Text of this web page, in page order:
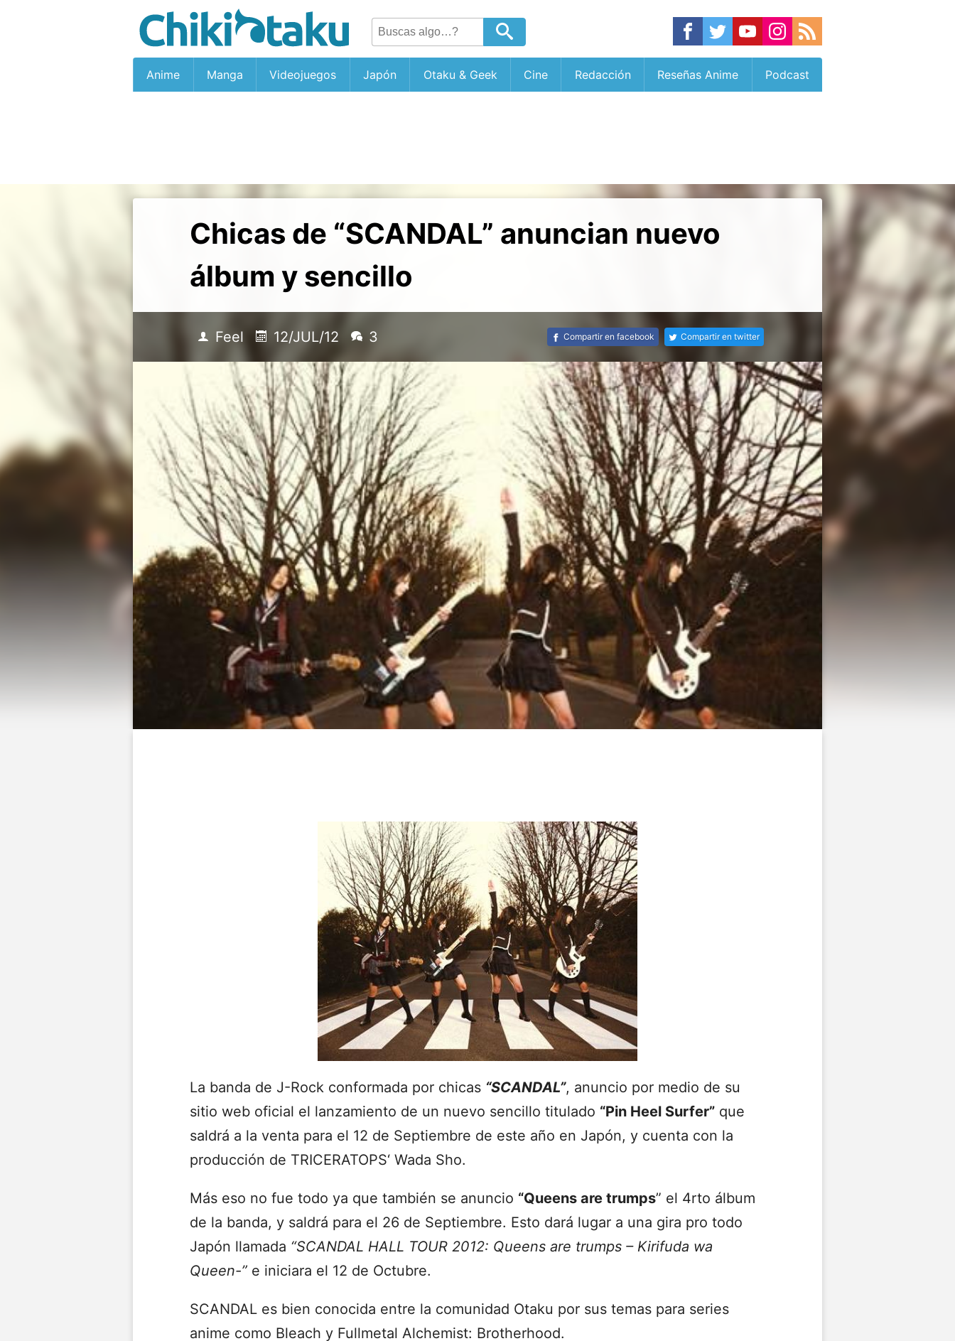
Anime Manga Videojuegos Japón Otaku & Geek Cine Redacción Reseñas Anime Podcast
Chicas de “SCANDAL” anuncian nuevo
álbum y sencillo
Feel 12/JUL/12 3 Compartir en facebook Compartir en twitter
La banda de J-Rock conformada por chicas “SCANDAL”, anuncio por medio de su
sitio web oficial el lanzamiento de un nuevo sencillo titulado “Pin Heel Surfer” que
saldrá a la venta para el 12 de Septiembre de este año en Japón, y cuenta con la
producción de TRICERATOPS‘ Wada Sho.
Más eso no fue todo ya que también se anuncio “Queens are trumps” el 4rto álbum
de la banda, y saldrá para el 26 de Septiembre. Esto dará lugar a una gira pro todo
Japón llamada “SCANDAL HALL TOUR 2012: Queens are trumps – Kirifuda wa
Queen-” e iniciara el 12 de Octubre.
SCANDAL es bien conocida entre la comunidad Otaku por sus temas para series
anime como Bleach y Fullmetal Alchemist: Brotherhood.